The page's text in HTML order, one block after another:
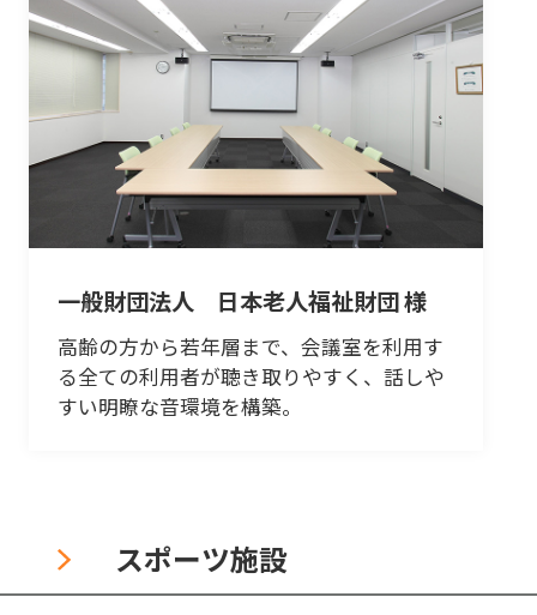
一般財団法人 日本老人福祉財団 様
高齢の方から若年層まで、会議室を利用す
る全ての利用者が聴き取りやすく、話しや
すい明瞭な音環境を構築。
スポーツ施設